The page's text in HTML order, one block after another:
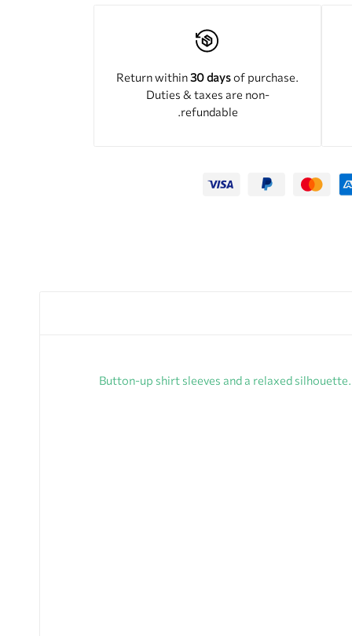
Return within30 daysof purchase.
Duties & taxes are non-
refundable.
Button-up shirt sleeves and a relaxed